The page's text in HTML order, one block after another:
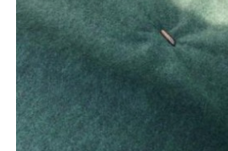
▲ご注意ください！詐欺事例紹介
●太陽光発電所経営
●施工会社
●パワコン
●雑草対策
●自作キット
セミナー動画販売
太陽光発電ムラオフライン活動「しげる会」
●体験会
ソーラーシェアリングとは
防草シート
業務委託
分譲紹介・販売
機器レンタル
プライバシーポリシー
FACEBOOKページ
FACEBOOKグループ